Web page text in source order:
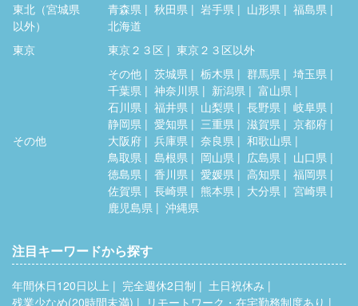
東北（宮城県
以外）
青森県 秋田県 岩手県 山形県
福島県
北海道
東京
東京２３区 東京２３区以外
その他
その他 茨城県 栃木県 群馬県
埼玉県
千葉県
神奈川県 新潟県
富山県
石川県
福井県 山梨県 長野県
岐阜県
静岡県
愛知県 三重県 滋賀県
京都府
大阪府
兵庫県 奈良県
和歌山県
鳥取県
島根県 岡山県 広島県
山口県
徳島県
香川県 愛媛県 高知県
福岡県
佐賀県
長崎県 熊本県 大分県
宮崎県
鹿児島県
沖縄県
注目キーワードから探す
年間休日120日以上 完全週休2日制
土日祝休み
残業少なめ(20時間未満)
リモートワーク・在宅勤務制度あり